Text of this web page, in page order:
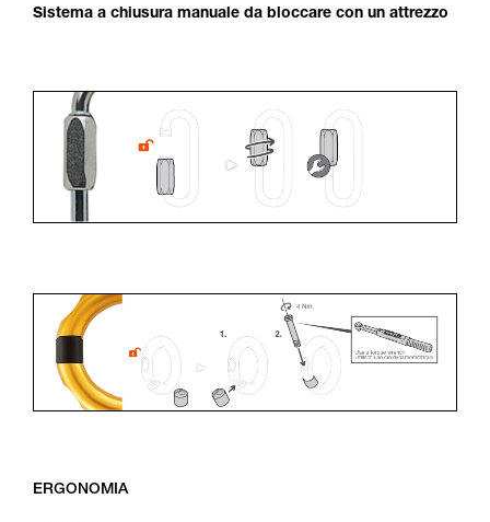
Sistema a chiusura manuale da bloccare con un attrezzo
ERGONOMIA